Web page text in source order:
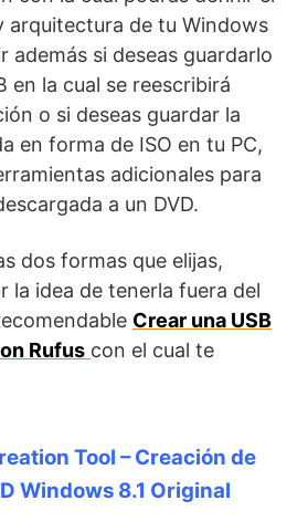
arquitectura de tu Windows
además si deseas guardarlo
en la cual se reescribirá
o si deseas guardar la
en forma de ISO en tu PC,
adicionales para
a un DVD.
dos formas que elijas,
la idea de tenerla fuera del
Crear una USB
Rufus con el cual te
Tool – Creación de
Windows 8.1 Original